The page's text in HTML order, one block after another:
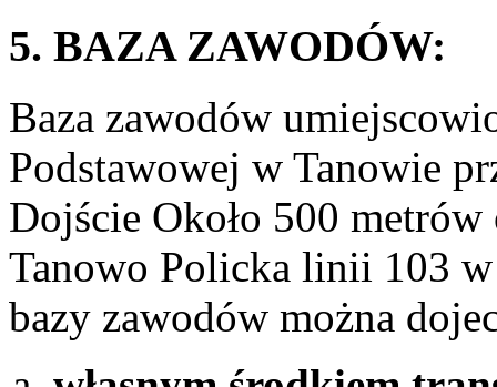
5. BAZA ZAWODÓW:
Baza zawodów
Podstawowej w Tanowie
Dojście Około 500
Tanowo Policka linii 103
bazy zawodów można